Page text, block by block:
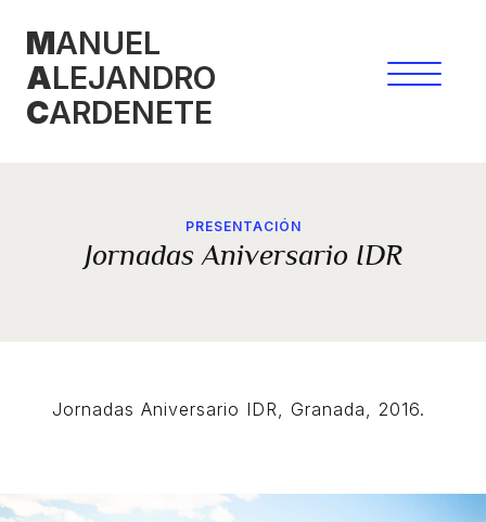
contenido
MANUEL
ALEJANDRO
CARDENETE
PRESENTACIÓN
Jornadas Aniversario IDR
Jornadas Aniversario IDR, Granada, 2016.